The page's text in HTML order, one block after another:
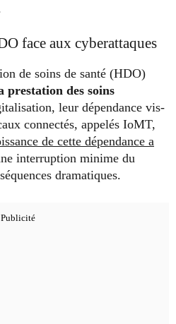
face aux cyberattaques
de soins de santé (HDO)
prestation des soins
leur dépendance vis-
connectés, appelés IoMT,
de cette dépendance a
interruption minime du
dramatiques.